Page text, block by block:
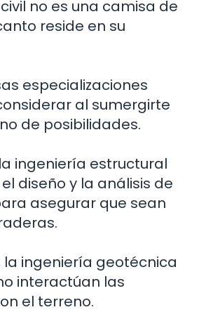
no es una camisa de
reside en su
especializaciones
al sumergirte
de posibilidades.
ingeniería estructural
diseño y la análisis de
asegurar que sean
la ingeniería geotécnica
interactúan las
el terreno.